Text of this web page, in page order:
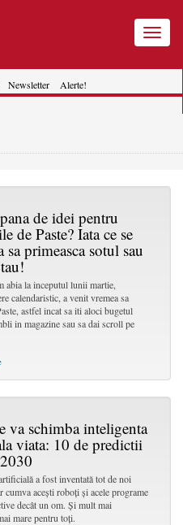
Toggle
Newsletter Alerte!
de idei pentru
de Paste? Iata ce se
sa primeasca sotul sau
abia la inceputul lunii martie,
calendaristic, a venit vremea sa
astfel incat sa iti aloci bugetul
in magazine sau sa dai scroll pe
va schimba inteligenta
viata: 10 de predictii
a fost inventată tot de noi
cumva acești roboți și acele programe
decât un om. Și mult mai
mare pentru toți.